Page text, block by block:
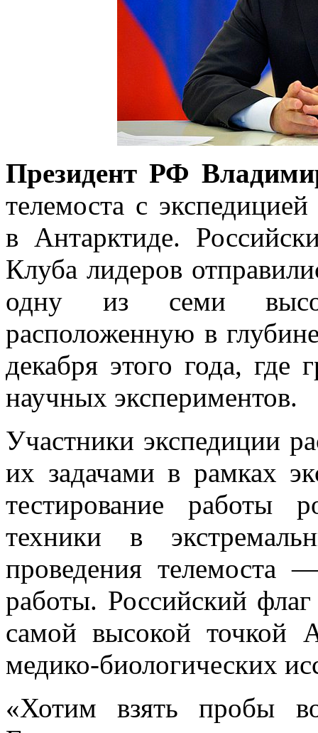
Президент РФ
телемоста с
в Антарктиде.
Клуба лидеров
одну из семи
расположенную в
декабря этого года, где
научных экспериментов.
Участники экспедиции
их задачами в рамках
тестирование работы
техники в
проведения телемоста
работы. Российский
самой высокой точкой
медико-биологических
«Хотим взять пробы